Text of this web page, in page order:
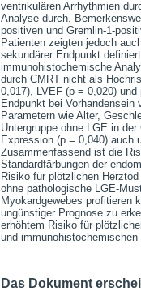
ventrikulären Arrhythmien
Analyse durch.
positiven und Gremlin-1-
Patienten zeigten jedoch
sekundärer Endpunkt
immunohistochemische
durch CMRT nicht als
0,017), LVEF (p = 0,020)
Endpunkt bei
Parametern wie Alter,
Untergruppe ohne LGE in
Expression (p = 0,040) auch
Zusammenfassend ist die
Standardfärbungen der
Risiko für plötzlichen
ohne pathologische LGE-
Myokardgewebes profitieren
ungünstiger Prognose zu
erhöhtem Risiko für
und
Das Dokument